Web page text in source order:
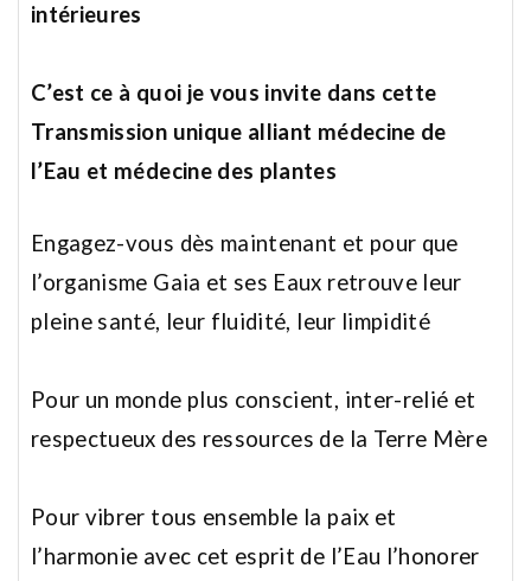
intérieures
C’est ce à quoi je vous invite dans cette
Transmission unique alliant médecine de
l’Eau et médecine des plantes
Engagez-vous dès maintenant et pour que
l’organisme Gaia et ses Eaux retrouve leur
pleine santé, leur fluidité, leur limpidité
Pour un monde plus conscient, inter-relié et
respectueux des ressources de la Terre Mère
Pour vibrer tous ensemble la paix et
l’harmonie avec cet esprit de l’Eau l’honorer